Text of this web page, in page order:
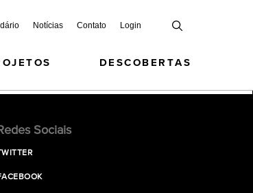
Notícias Contato Login
DESCOBERTAS
Sociais